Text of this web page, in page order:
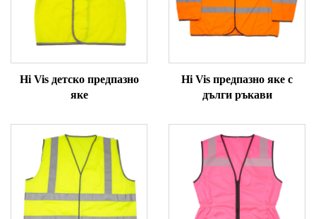
Hi Vis детско предпазно
яке
Hi Vis предпазно яке с
дълги ръкави